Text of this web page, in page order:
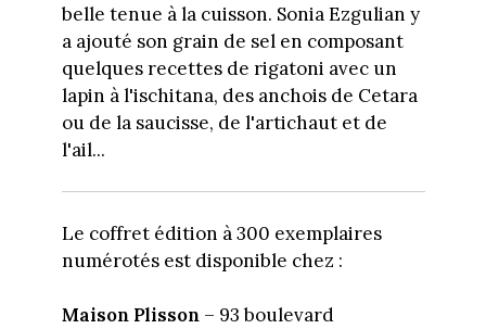
belle tenue à la cuisson. Sonia Ezgulian y
a ajouté son grain de sel en composant
quelques recettes de rigatoni avec un
lapin à l'ischitana, des anchois de Cetara
ou de la saucisse, de l'artichaut et de
l'ail...
Le coffret édition à 300 exemplaires
numérotés est disponible chez :
Maison Plisson– 93 boulevard